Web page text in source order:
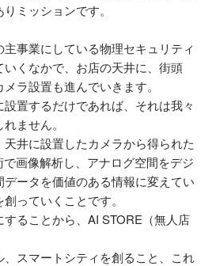
ミッションです。
事業にしている物理セキュリティ
くなかで、お店の天井に、街頭
ラ設置も進んでいきます。
置するだけであれば、それは我々
ません。
井に設置したカメラから得られた
画像解析し、アナログ空間をデジ
ータを価値のある情報に変えてい
っていくことです。
することから、AI STORE（無人店
スマートシティを創ること、これ